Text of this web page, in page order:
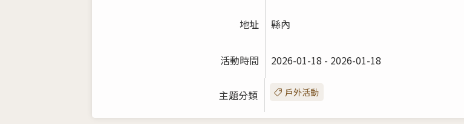
地址 縣內
活動時間 2026-01-18 - 2026-01-18
主題分類 戶外活動